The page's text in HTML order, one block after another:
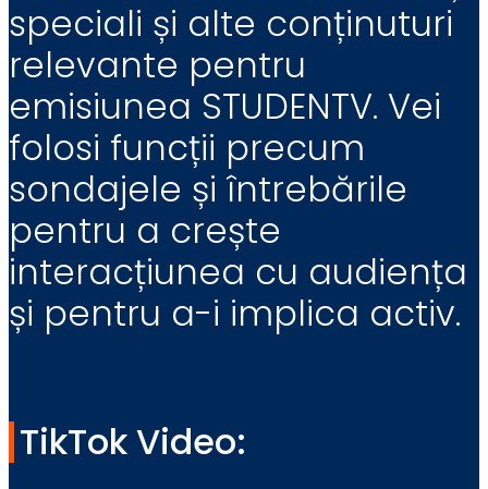
speciali și alte conținuturi
relevante pentru
emisiunea STUDENTV. Vei
folosi funcții precum
sondajele și întrebările
pentru a crește
interacțiunea cu audiența
și pentru a-i implica activ.
TikTok Video: